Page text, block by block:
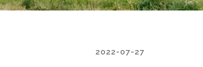
2022-07-27